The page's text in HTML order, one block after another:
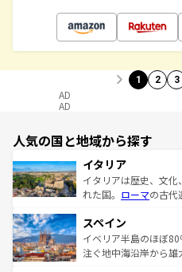
1 2 3
AD
AD
人気の国と地域から探す
イタリア
イタリアは歴史、文
れた国。 ローマの古代
ろん、トスカーナの美
景など、自然景観も
ピザやパスタなど、絶
スペイン
イベリア半島のほぼ
注ぐ地中海沿岸から雄